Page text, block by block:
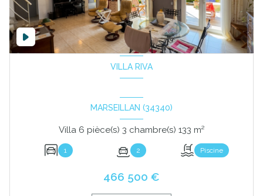
VILLA RIVA
MARSEILLAN (34340)
Villa 6 pièce(s) 3 chambre(s) 133 m²
1 2 Piscine
466 500 €